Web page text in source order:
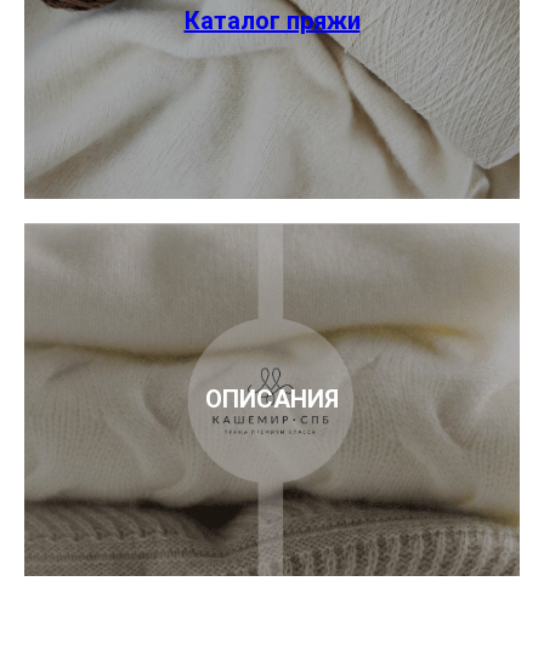
Каталог пряжи
ОПИСАНИЯ